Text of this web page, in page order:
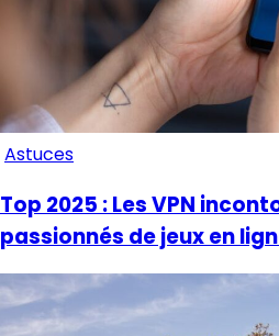
Astuces
Top 2025 : Les VPN
passionnés de jeux en